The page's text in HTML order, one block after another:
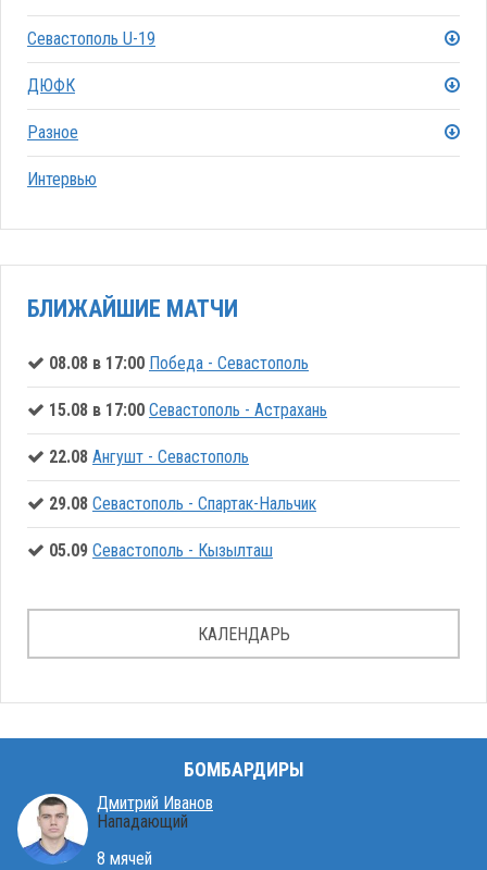
Севастополь U-19
ДЮФК
Разное
Интервью
БЛИЖАЙШИЕ МАТЧИ
08.08 в 17:00 Победа - Севастополь
15.08 в 17:00 Севастополь - Астрахань
22.08 Ангушт - Севастополь
29.08 Севастополь - Спартак-Нальчик
05.09 Севастополь - Кызылташ
КАЛЕНДАРЬ
БОМБАРДИРЫ
Дмитрий Иванов
Нападающий
8 мячей